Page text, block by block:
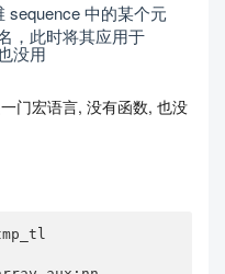
sequence 中的某个元
，此时将其应用于
没用
门宏语言, 没有函数, 也没